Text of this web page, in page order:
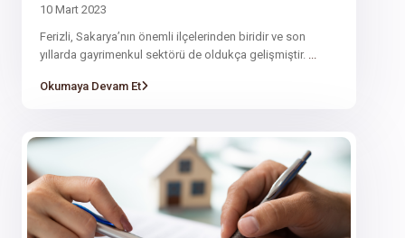
10 Mart 2023
Ferizli, Sakarya’nın önemli ilçelerinden biridir ve son
yıllarda gayrimenkul sektörü de oldukça gelişmiştir.
Okumaya Devam Et